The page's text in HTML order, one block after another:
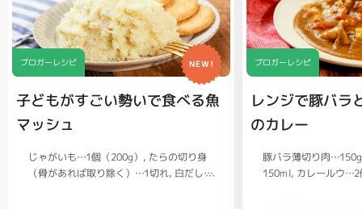
ブロガーレシピ NEW!
子どもがすごい勢いで食べる魚
マッシュ
じゃがいも…1個（200g） たらの切り身
（骨があれば取り除く）…1切れ 白だし…
ブロガーレシピ
レンジで豚バラ
のカレー
豚バラ薄切り肉…150g
150ml カレールウ…2